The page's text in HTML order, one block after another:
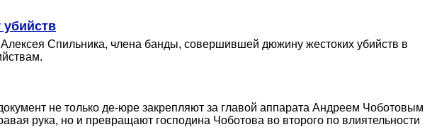
Спильника, члена банды, совершившей дюжину жестоких убийств в
не только де-юре закрепляют за главой аппарата Андреем Чоботовым
рука, но и превращают господина Чоботова во второго по влиятельности